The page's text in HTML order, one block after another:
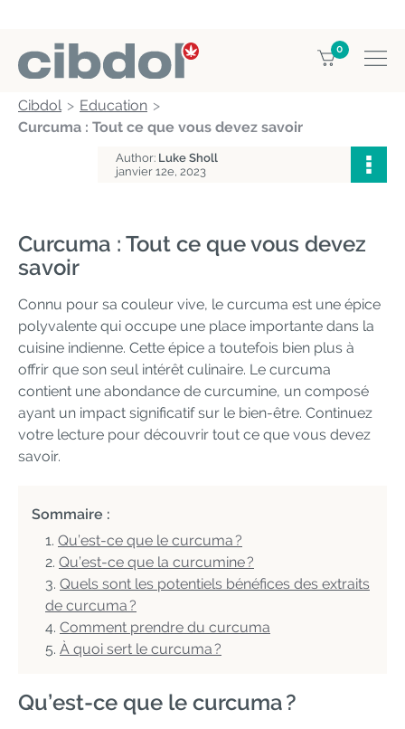
0
Cibdol
Education
Curcuma : Tout ce que vous devez savoir
Author: Luke Sholl
janvier 12e, 2023
Curcuma : Tout ce que vous devez
savoir
Connu pour sa couleur vive, le curcuma est une épice
polyvalente qui occupe une place importante dans la
cuisine indienne. Cette épice a toutefois bien plus à
offrir que son seul intérêt culinaire. Le curcuma
contient une abondance de curcumine, un composé
ayant un impact significatif sur le bien-être. Continuez
votre lecture pour découvrir tout ce que vous devez
savoir.
Sommaire :
Qu’est-ce que le curcuma ?
Qu’est-ce que la curcumine ?
Quels sont les potentiels bénéfices des extraits
de curcuma ?
Comment prendre du curcuma
À quoi sert le curcuma ?
Qu’est-ce que le curcuma ?